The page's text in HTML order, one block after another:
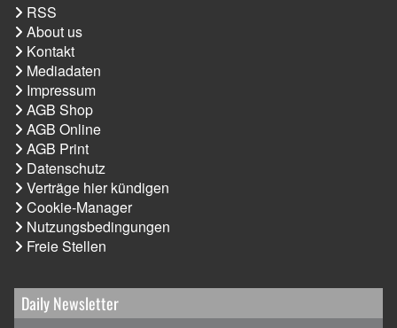
RSS
About us
Kontakt
Mediadaten
Impressum
AGB Shop
AGB Online
AGB Print
Datenschutz
Verträge hier kündigen
Cookie-Manager
Nutzungsbedingungen
Freie Stellen
Daily Newsletter